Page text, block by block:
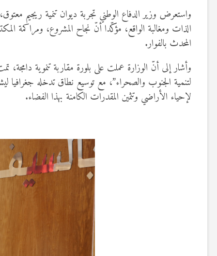
واستعرض وزير الدفاع الوطني تجربة ديوان تنمية ريجيم
المحدث بالفوار.
لتنمية الجنوب والصحراء”، مع توسيع نطاق تدخله
لإحياء الأراضي وتثمين المقدرات الكامنة بهذا الفضاء.